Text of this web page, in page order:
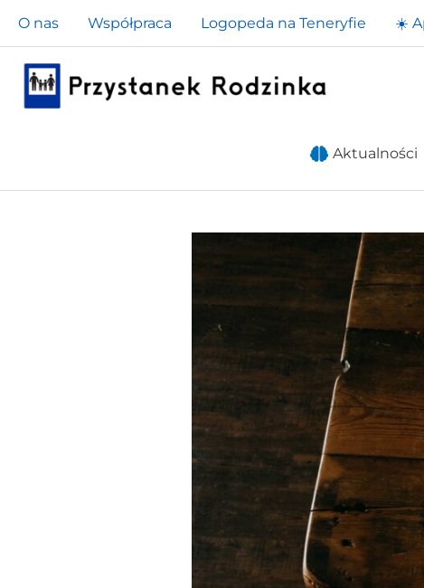
Przejdź
do
treści
O nas Współpraca Logopeda na Teneryfie ☀️
Aktualności